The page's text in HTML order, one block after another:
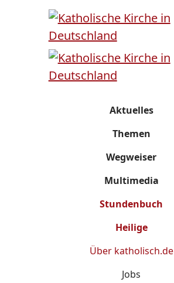
Aktuelles
Themen
Wegweiser
Multimedia
Stundenbuch
Heilige
Über katholisch.de
Jobs